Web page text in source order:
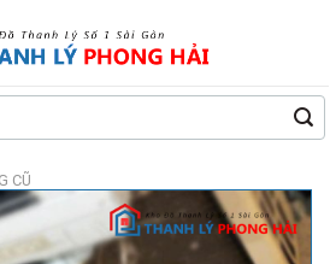
CŨ